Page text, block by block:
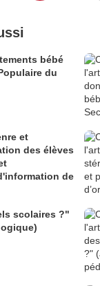
bébé
du
et
des élèves
de
scolaires ?"